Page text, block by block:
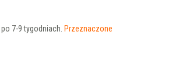
7-9 tygodniach. Przeznaczone